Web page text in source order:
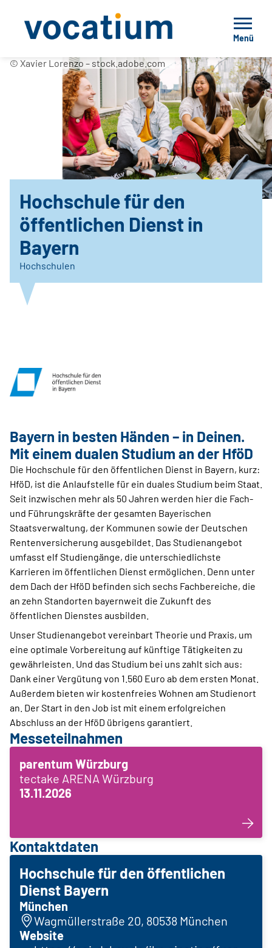
Menü
© Xavier Lorenzo – stock.adobe.com
Hochschule für den
öffentlichen Dienst in
Bayern
Hochschulen
Bayern in besten Händen – in Deinen.
Mit einem dualen Studium an der HföD
Die Hochschule für den öffentlichen Dienst in Bayern, kurz:
HföD, ist die Anlaufstelle für ein duales Studium beim Staat.
Seit inzwischen mehr als 50 Jahren werden hier die Fach-
und Führungskräfte der gesamten Bayerischen
Staatsverwaltung, der Kommunen sowie der Deutschen
Rentenversicherung ausgebildet. Das Studienangebot
umfasst elf Studiengänge, die unterschiedlichste
Karrieren im öffentlichen Dienst ermöglichen. Denn unter
dem Dach der HföD befinden sich sechs Fachbereiche, die
an zehn Standorten bayernweit die Zukunft des
öffentlichen Dienstes ausbilden.
Unser Studienangebot vereinbart Theorie und Praxis, um
eine optimale Vorbereitung auf künftige Tätigkeiten zu
gewährleisten. Und das Studium bei uns zahlt sich aus:
Dank einer Vergütung von 1.560 Euro ab dem ersten Monat.
Außerdem bieten wir kostenfreies Wohnen am Studienort
an. Der Start in den Job ist mit einem erfolgreichen
Abschluss an der HföD übrigens garantiert.
Messeteilnahmen
parentum Würzburg
tectake ARENA Würzburg
13.11.2026
Kontaktdaten
Hochschule für den öffentlichen
Dienst Bayern
München
Wagmüllerstraße 20, 80538 München
Website